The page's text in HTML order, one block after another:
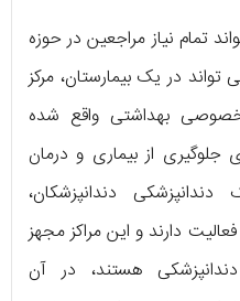
تمام نیاز مراجعین در حوزه
در یک بیمارستان، مرکز
خصوصی بهداشتی واقع شده
جلوگیری از بیماری و درمان
دندانپزشکان،
دارند و این مراکز مجهز
هستند، در آن